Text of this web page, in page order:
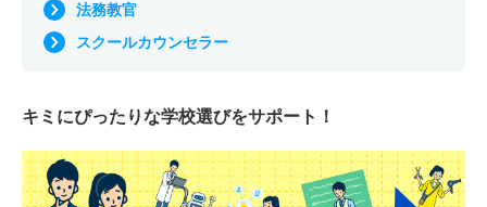
法務教官
スクールカウンセラー
キミにぴったりな学校選びをサポート！